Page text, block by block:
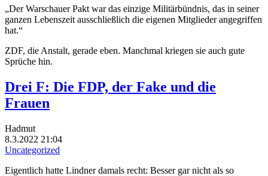
„Der Warschauer Pakt war das einzige Militärbündnis, das in seiner
ganzen Lebenszeit ausschließlich die eigenen Mitglieder angegriffen
hat.“
ZDF, die Anstalt, gerade eben. Manchmal kriegen sie auch gute
Sprüche hin.
Drei F: Die FDP, der Fake und die
Frauen
Hadmut
8.3.2022 21:04
Uncategorized
Eigentlich hatte Lindner damals recht: Besser gar nicht als so